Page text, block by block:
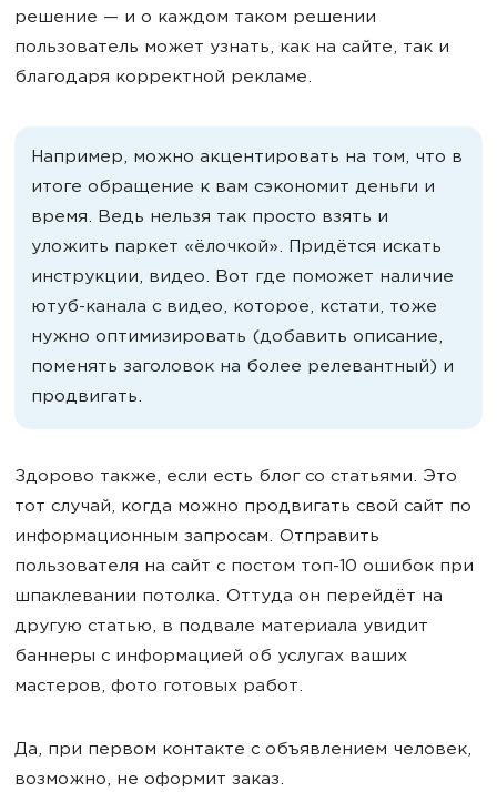
решение — и о каждом таком решении
пользователь может узнать, как на сайте, так и
благодаря корректной рекламе.
Например, можно акцентировать на том, что в
итоге обращение к вам сэкономит деньги и
время. Ведь нельзя так просто взять и
уложить паркет «ёлочкой». Придётся искать
инструкции, видео. Вот где поможет наличие
ютуб-канала с видео, которое, кстати, тоже
нужно оптимизировать (добавить описание,
поменять заголовок на более релевантный) и
продвигать.
Здорово также, если есть блог со статьями. Это
тот случай, когда можно продвигать свой сайт по
информационным запросам. Отправить
пользователя на сайт с постом топ-10 ошибок при
шпаклевании потолка. Оттуда он перейдёт на
другую статью, в подвале материала увидит
баннеры с информацией об услугах ваших
мастеров, фото готовых работ.
Да, при первом контакте с объявлением человек,
возможно, не оформит заказ.